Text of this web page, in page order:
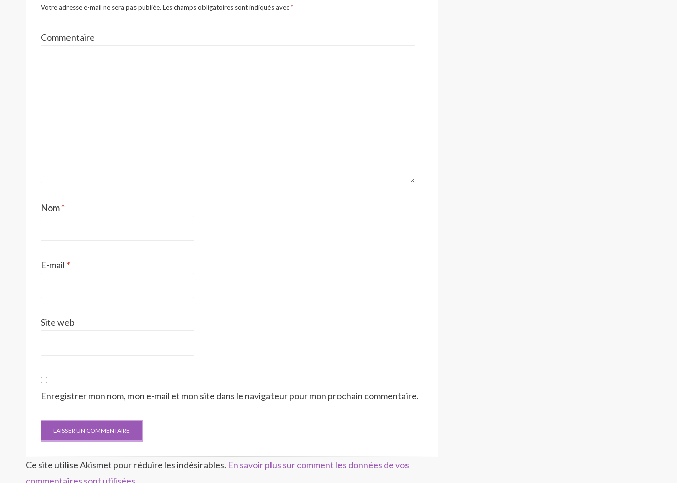
Votre adresse e-mail ne sera pas publiée. Les champs obligatoires sont indiqués avec*
Commentaire
Nom*
E-mail *
Site web
Enregistrer mon nom, mon e-mail et mon site dans le navigateur pour mon prochain commentaire.
Ce site utilise Akismet pour réduire les indésirables. En savoir plus sur comment les données de vos